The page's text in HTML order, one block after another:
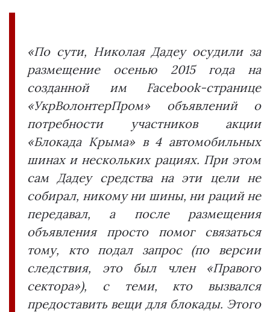
«По сути, Николая Дадеу осудили за
размещение осенью 2015 года на
созданной им Facebook-странице
«УкрВолонтерПром» объявлений о
потребности участников акции
«Блокада Крыма» в 4 автомобильных
шинах и нескольких рациях. При этом
сам Дадеу средства на эти цели не
собирал, никому ни шины, ни раций не
передавал, а после размещения
объявления просто помог связаться
тому, кто подал запрос (по версии
следствия, это был член «Правого
сектора»), с теми, кто вызвался
предоставить вещи для блокады. Этого